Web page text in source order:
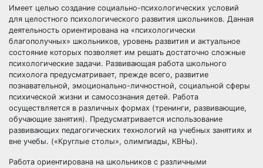
Имеет целью создание социально-психологических условий
для целостного психологического развития школьников. Данная
деятельность ориентирована на «психологически
благополучных» школьников, уровень развития и актуальное
состояние которых позволяет им решать достаточно сложные
психологические задачи. Развивающая работа школьного
психолога предусматривает, прежде всего, развитие
познавательной, эмоционально-личностной, социальной сферы
психической жизни и самосознания детей. Работа
осуществляется в различных формах (тренинги, развивающие,
обучающие занятия). Предусматривается использование
развивающих педагогических технологий на учебных занятиях и
вне учебы. («Круглые столы», олимпиады, КВНы).
Работа ориентирована на школьников с различными